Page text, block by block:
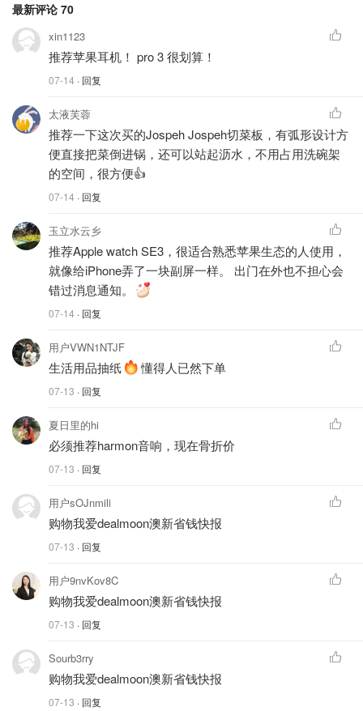
最新评论 70
xin1123
推荐苹果耳机！ pro 3 很划算！
07-14 · 回复
太液芙蓉
推荐一下这次买的Jospeh Jospeh切菜板，有弧形设计方
便直接把菜倒进锅，还可以站起沥水，不用占用洗碗架
的空间，很方便👍
07-14 · 回复
玉立水云乡
推荐Apple watch SE3，很适合熟悉苹果生态的人使用，
就像给iPhone弄了一块副屏一样。 出门在外也不担心会
错过消息通知。
07-14 · 回复
用户VWN1NTJF
生活用品抽纸 懂得人已然下单
07-13 · 回复
夏日里的hi
必须推荐harmon音响，现在骨折价
07-13 · 回复
用户sOJnmili
购物我爱dealmoon澳新省钱快报
07-13 · 回复
用户9nvKov8C
购物我爱dealmoon澳新省钱快报
07-13 · 回复
Sourb3rry
购物我爱dealmoon澳新省钱快报
07-13 · 回复